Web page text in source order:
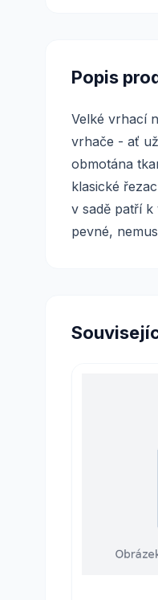
Popis
Velké vrhací
vrhače - ať
obmotána
klasické
v sadě patří
pevné,